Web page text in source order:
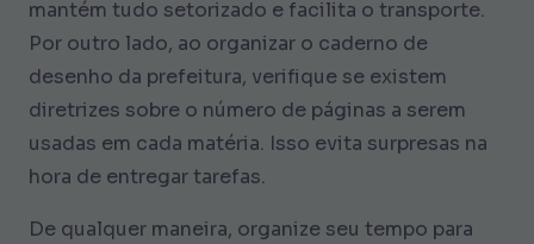
mantém tudo setorizado e facilita o transporte.
Por outro lado, ao organizar o caderno de
desenho da prefeitura, verifique se existem
diretrizes sobre o número de páginas a serem
usadas em cada matéria. Isso evita surpresas na
hora de entregar tarefas.
De qualquer maneira, organize seu tempo para